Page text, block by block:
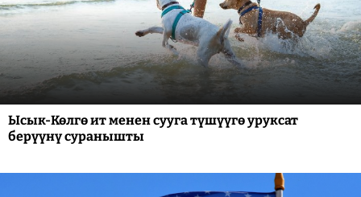
Ысык-Көлгө ит менен сууга түшүүгө уруксат
берүүнү суранышты